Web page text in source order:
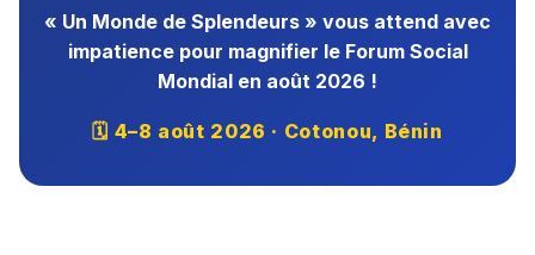
« Un Monde de Splendeurs » vous attend avec
impatience pour magnifier le Forum Social
Mondial en août 2026 !
🗓 4–8 août 2026 · Cotonou, Bénin